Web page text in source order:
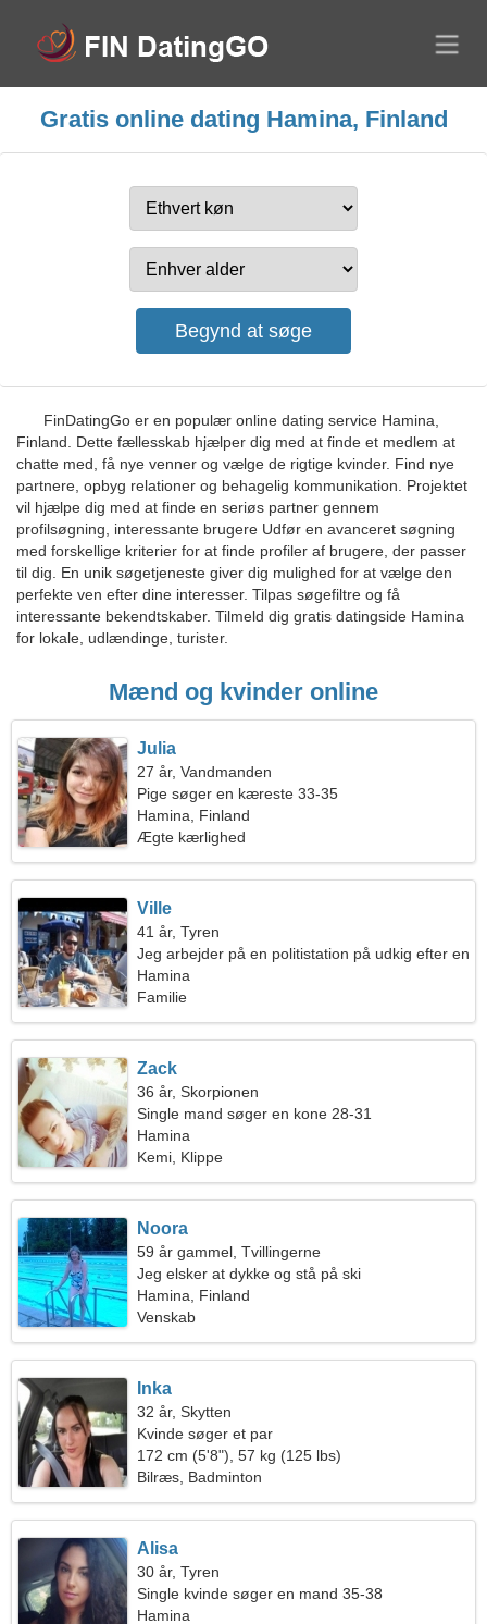
Gratis online dating Hamina, Finland
FinDatingGo er en populær online dating service Hamina,
Finland. Dette fællesskab hjælper dig med at finde et medlem at
chatte med, få nye venner og vælge de rigtige kvinder. Find nye
partnere, opbyg relationer og behagelig kommunikation. Projektet
vil hjælpe dig med at finde en seriøs partner gennem
profilsøgning, interessante brugere Udfør en avanceret søgning
med forskellige kriterier for at finde profiler af brugere, der passer
til dig. En unik søgetjeneste giver dig mulighed for at vælge den
perfekte ven efter dine interesser. Tilpas søgefiltre og få
interessante bekendtskaber. Tilmeld dig gratis datingside Hamina
for lokale, udlændinge, turister.
Mænd og kvinder online
Julia
27 år, Vandmanden
Pige søger en kæreste 33-35
Hamina, Finland
Ægte kærlighed
Ville
41 år, Tyren
Jeg arbejder på en politistation på udkig efter en
fantastisk kvinde
Hamina
Familie
Zack
36 år, Skorpionen
Single mand søger en kone 28-31
Hamina
Kemi, Klippe
Noora
59 år gammel, Tvillingerne
Jeg elsker at dykke og stå på ski
Hamina, Finland
Venskab
Inka
32 år, Skytten
Kvinde søger et par
172 cm (5'8"), 57 kg (125 lbs)
Bilræs, Badminton
Alisa
30 år, Tyren
Single kvinde søger en mand 35-38
Hamina